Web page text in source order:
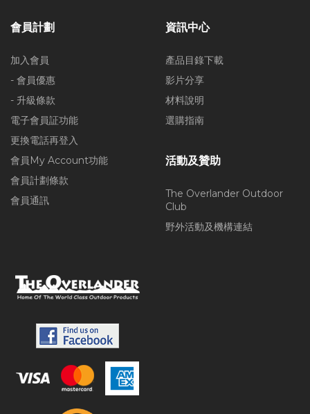
會員計劃
加入會員
- 會員優惠
- 升級條款
電子會員証功能
更換電話再登入
會員My Account功能
會員計劃條款
會員通訊
資訊中心
產品目錄下載
影片分享
材料說明
選購指南
活動及贊助
The Overlander Outdoor
Club
野外活動及機構連結